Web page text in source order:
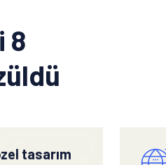
8
tasarım